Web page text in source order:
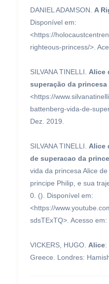
DANIEL ADAMSON. A
Disponível em:
<https://
righteous-princess/>.
SILVANA TINELLI. Alice
superação da princesa
<https://
battenberg-vida-de-
Dez. 2019.
SILVANA TINELLI. Alice
de superacao da
vida da princesa Alice
principe Philip, e sua
0. (). Disponível em:
<https://
sdsTExTQ>. Acesso em:
VICKERS, HUGO. Alice:
Greece. Londres: